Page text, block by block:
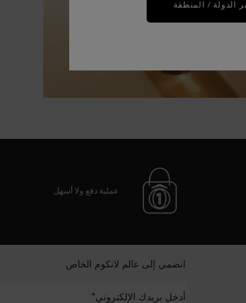
عملية دفع ولا أسهل
انضمي إلى عالم لانكوم الخاص
أدخل بريدك الإلكتروني*
الدولة / المنطقة